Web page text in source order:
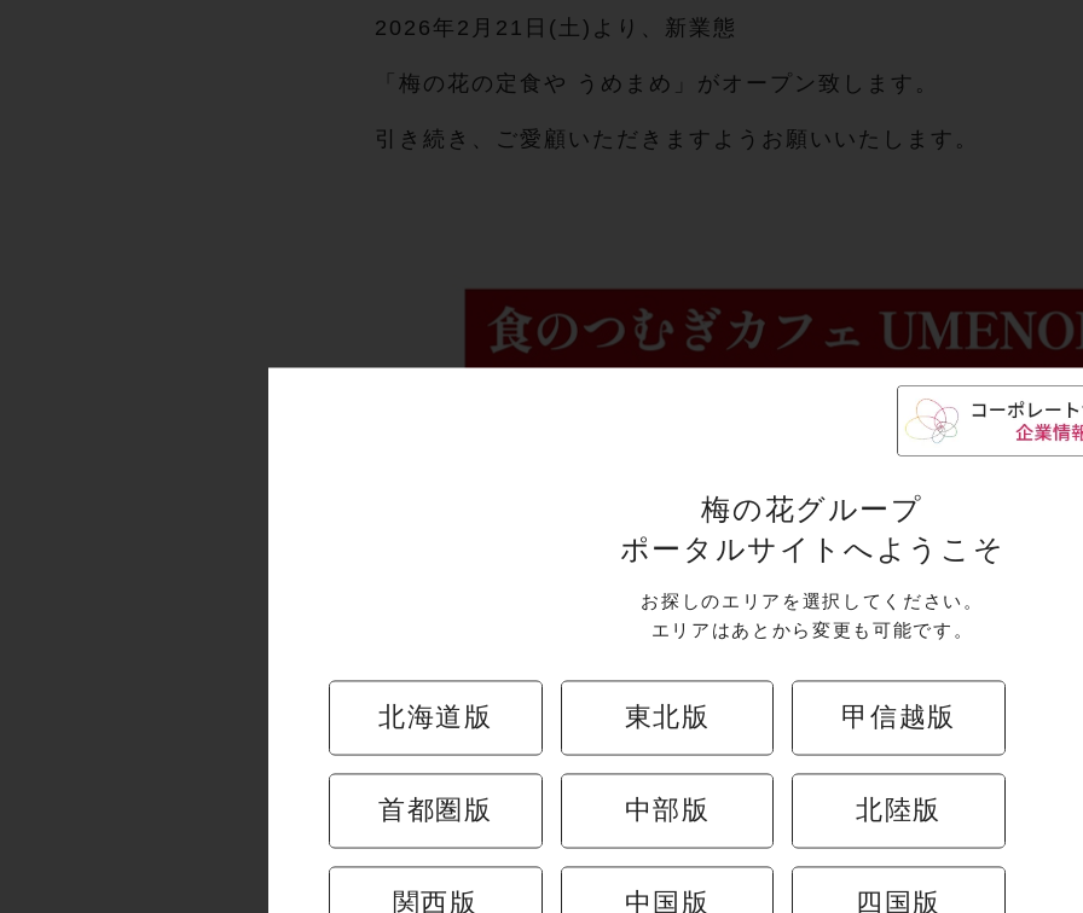
梅の花グループ
ポータルサイトへようこそ
お探しのエリアを選択してください。
エリアはあとから変更も可能です。
北海道版 東北版 甲信越版
首都圏版 中部版 北陸版
関西版 中国版 四国版
2026年2月21日(土)より、新業態
「梅の花の定食や うめまめ」がオープン致します。
引き続き、ご愛顧いただきますようお願いいたします。